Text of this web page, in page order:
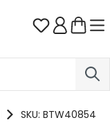
Hai 0
SKU: BTW40854